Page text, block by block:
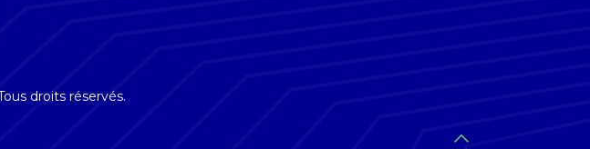
droits réservés.